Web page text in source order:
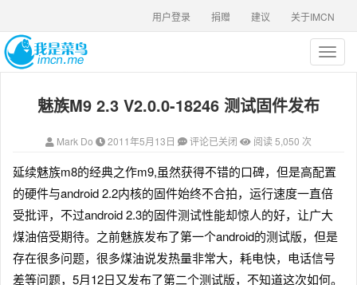
关于IMCN
建议
捐赠
用户登录
T
o
a
v
i
g
a
t
i
o
魅族M9 2.3 V2.0.0-18246 测试固件发布
Mark Do 2011年5月13日 评论已关闭 阅读 5,050 次
延续魅族m8的经典之作m9,虽然获得不错的口碑，但是高配置
的硬件与android 2.2内核的固件始终不合拍，运行速度一直倍
受批评，不过android 2.3的固件测试性能却惊人的好，让广大
煤油倍受期待。之前魅族发布了第一个android的测试版，但是
存在很多问题，很多煤油说发热量非常大，耗电快，电话信号
差等问题，5月12日又发布了第二个测试版，不知道这次如何。